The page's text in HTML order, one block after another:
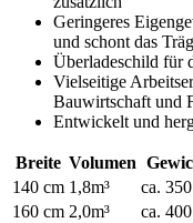
Geringeres
und schont das
Überladeschild
Vielseitige
Bauwirtschaft und
Entwickelt und
Breite Volumen
140 cm 1,8m³ ca.
160 cm 2,0m³ ca.